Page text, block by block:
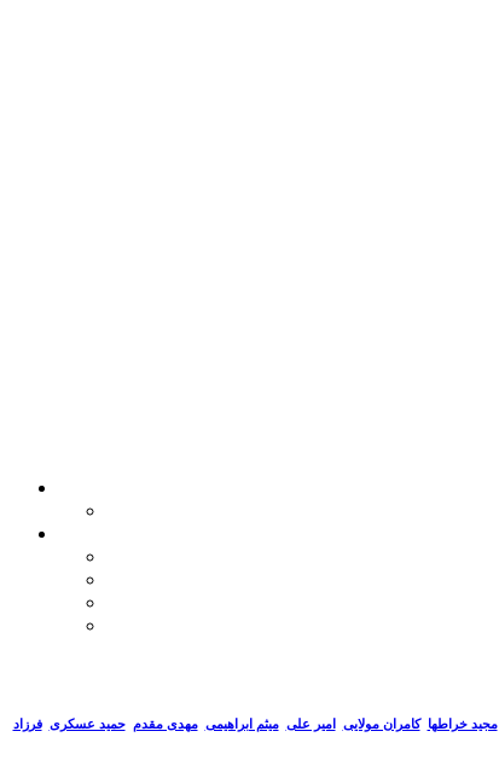
مجید خراطها کامران مولایی امیر علی میثم ابراهیمی مهدی مقدم حمید عسکری فرزاد